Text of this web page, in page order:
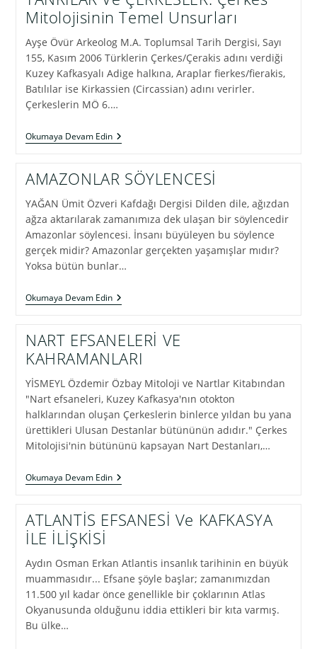
Mitolojisinin Temel Unsurları
Ayşe Övür Arkeolog M.A. Toplumsal Tarih Dergisi, Sayı
155, Kasım 2006 Türklerin Çerkes/Çerakis adını verdiği
Kuzey Kafkasyalı Adige halkına, Araplar fierkes/fierakis,
Batılılar ise Kirkassien (Circassian) adını verirler.
Çerkeslerin MÖ 6.…
Okumaya Devam EdinTANRILAR
Ve
Çerkes
Mitolojisinin
Unsurları
AMAZONLAR SÖYLENCESİ
YAĞAN Ümit Özveri Kafdağı Dergisi Dilden dile, ağızdan
ağza aktarılarak zamanımıza dek ulaşan bir söylencedir
Amazonlar söylencesi. İnsanı büyüleyen bu söylence
gerçek midir? Amazonlar gerçekten yaşamışlar mıdır?
Yoksa bütün bunlar…
Okumaya Devam EdinAMAZONLAR
SÖYLENCESİ
NART EFSANELERİ VE
KAHRAMANLARI
YİSMEYL Özdemir Özbay Mitoloji ve Nartlar Kitabından
"Nart efsaneleri, Kuzey Kafkasya'nın otokton
halklarından oluşan Çerkeslerin binlerce yıldan bu yana
ürettikleri Ulusan Destanlar bütününün adıdır." Çerkes
Mitolojisi'nin bütününü kapsayan Nart Destanları,…
Okumaya Devam EdinNART
EFSANELERİ
KAHRAMANLARI
ATLANTİS EFSANESİ Ve KAFKASYA
İLE İLİŞKİSİ
Aydın Osman Erkan Atlantis insanlık tarihinin en büyük
muammasıdır... Efsane şöyle başlar; zamanımızdan
11.500 yıl kadar önce genellikle bir çoklarının Atlas
Okyanusunda olduğunu iddia ettikleri bir kıta varmış.
Bu ülke…